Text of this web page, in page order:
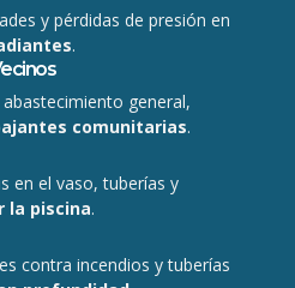
y pérdidas de presión en
.
general,
comunitarias.
en el vaso, tuberías y
la piscina.
contra incendios y tuberías